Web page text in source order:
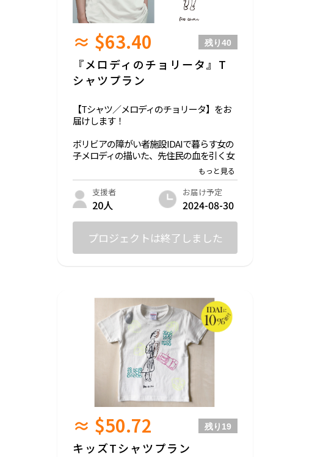
≈ $63.40 残り40
『メロディのチョリータ』T
シャツプラン
【Tシャツ／メロディのチョリータ】をお
届けします！
ボリビアの障がい者施設IDAIで暮らす女の
子メロディの描いた、先住民の血を引く女
性「チョリータ」を施した、シンプルなが
らも個性の光る線が特徴的なデザインのT
シャツをお届けします。
「描けない〜」と言いながらも、チョリー
タの写真を見ながら描き上げたイラストで
す。
※売上の10%はボリビアの障がい者施設ID
【アイボリー】
支援いただいた皆様に以下お送りさせてい
ただきます↓↓↓
・お礼のメッセージ
・LINE限定オープンチャットご招待（今後
のプロジェクトの進捗を共有します！）
支援者
20人
お届け予定
2024-08-30
プロジェクトは終了しました
≈ $50.72 残り 19
キッズTシャツプラン